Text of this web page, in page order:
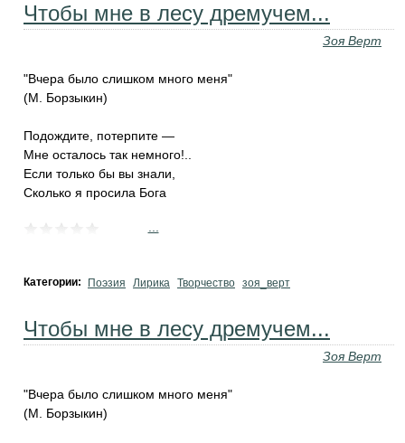
Чтобы мне в лесу дремучем...
Зоя Верт
"Вчера было слишком много меня"
(М. Борзыкин)
Подождите, потерпите —
Мне осталось так немного!..
Если только бы вы знали,
Сколько я просила Бога
Категории: Поэзия Лирика Творчество зоя_верт
Чтобы мне в лесу дремучем...
Зоя Верт
"Вчера было слишком много меня"
(М. Борзыкин)